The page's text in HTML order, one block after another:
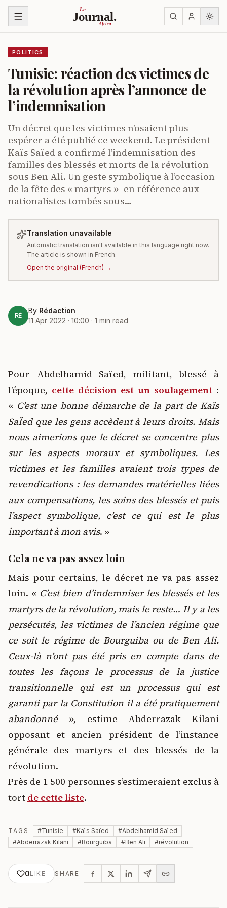
Skip to content Le
Journal.
Africa
POLITICS
Tunisie: réaction des victimes de
la révolution après l’annonce de
l’indemnisation
Un décret que les victimes n’osaient plus
espérer a été publié ce weekend. Le président
Kaïs Saïed a confirmé l’indemnisation des
familles des blessés et morts de la révolution
sous Ben Ali. Un geste symbolique à l’occasion
de la fête des « martyrs » -en référence aux
nationalistes tombés sous…
Translation unavailable
Automatic translation isn't available in this language right now.
The article is shown in French.
Open the original (French) →
RÉ
By Rédaction
11 Apr 2022 · 10:00 · 1 min read
Pour Abdelhamid Saïed, militant, blessé à
l’époque, cette décision est un soulagement :
« C’est une bonne démarche de la part de Kaïs
SaÏed que les gens accèdent à leurs droits. Mais
nous aimerions que le décret se concentre plus
sur les aspects moraux et symboliques. Les
victimes et les familles avaient trois types de
revendications : les demandes matérielles liées
aux compensations, les soins des blessés et puis
l’aspect symbolique, c’est ce qui est le plus
important à mon avis. »
Cela ne va pas assez loin
Mais pour certains, le décret ne va pas assez
loin. « C’est bien d’indemniser les blessés et les
martyrs de la révolution, mais le reste… Il y a les
persécutés, les victimes de l’ancien régime que
ce soit le régime de Bourguiba ou de Ben Ali.
Ceux-là n’ont pas été pris en compte dans de
toutes les façons le processus de la justice
transitionnelle qui est un processus qui est
garanti par la Constitution il a été pratiquement
abandonné», estime Abderrazak Kilani
opposant et ancien président de l’instance
générale des martyrs et des blessés de la
révolution.
Près de 1 500 personnes s’estimeraient exclus à
tort de cette liste.
TAGS #Tunisie #Kaïs Saïed #Abdelhamid Saïed
#Abderrazak Kilani #Bourguiba #Ben Ali #révolution
0LIKE SHARE